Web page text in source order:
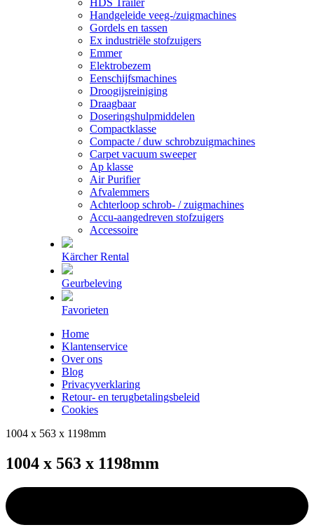
Handgeleide veeg-/zuigmachines
Gordels en tassen
Ex industriële stofzuigers
Emmer
Elektrobezem
Eenschijfsmachines
Droogijsreiniging
Draagbaar
Doseringshulpmiddelen
Compactklasse
Compacte / duw schrobzuigmachines
Carpet vacuum sweeper
Ap klasse
Air Purifier
Afvalemmers
Achterloop schrob- / zuigmachines
Accu-aangedreven stofzuigers
Accessoire
Kärcher Rental
Geurbeleving
Favorieten
Home
Klantenservice
Over ons
Blog
Privacyverklaring
Retour- en terugbetalingsbeleid
Cookies
1004 x 563 x 1198mm
1004 x 563 x 1198mm